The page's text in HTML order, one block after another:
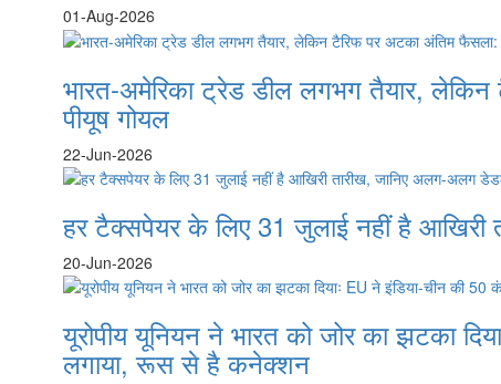
01-Aug-2026
भारत-अमेरिका ट्रेड डील लगभग तैयार,
पीयूष गोयल
22-Jun-2026
हर टैक्सपेयर के लिए 31 जुलाई नहीं है
20-Jun-2026
यूरोपीय यूनियन ने भारत को जोर का झटका
लगाया, रूस से है कनेक्शन